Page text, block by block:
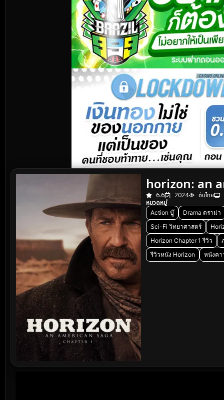
horizon: an
6.6 2024
ซับไทย
หมวดหมู่
Action บู๊
Drama ดราม่า
Sci-Fi วิทยาศาสตร์
Horizon Chapter 1 รีวิว
รีวิวหนัง Horizon
หนังคา